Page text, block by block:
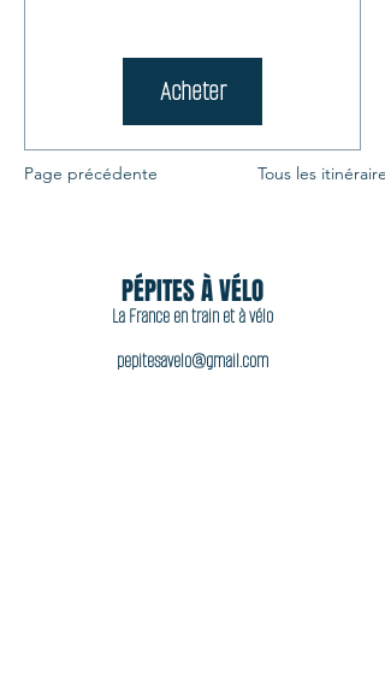
Acheter
Page précédente Tous les itinéraires
PÉPITES À VÉLO
La France en train et à vélo
pepitesavelo@gmail.com